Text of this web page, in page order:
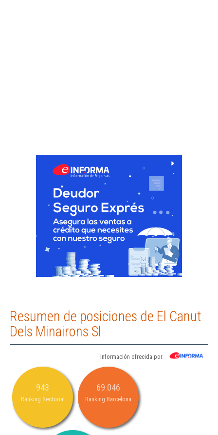
Resumen de posiciones de El Canut
Dels Minairons Sl
Información ofrecida por
943
Ranking Sectorial
69.046
Ranking Barcelona